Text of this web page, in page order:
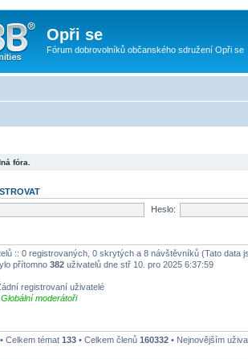
Opři se
Fórum dobrovolníků občanského sdružení Opři se
fóra.
Heslo:
:: 0 registrovaných, 0 skrytých a 8 návštěvníků (Tato data
přítomno 382 uživatelů dne stř 10. pro 2025 6:37:59
registrovaní uživatelé
Globální moderátoři
• Celkem témat 133 • Celkem členů 160332 • Nejnovějším